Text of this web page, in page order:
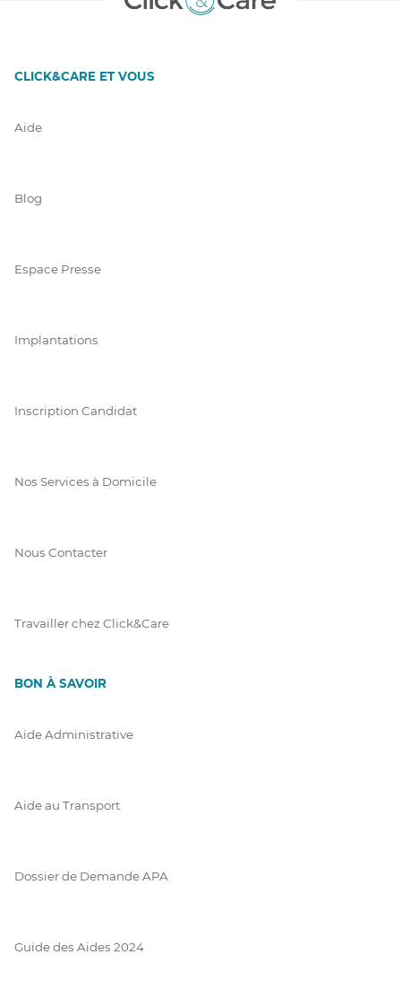
CLICK&CARE ET VOUS
Aide
Blog
Espace Presse
Implantations
Inscription Candidat
Nos Services à Domicile
Nous Contacter
Travailler chez Click&Care
BON À SAVOIR
Aide Administrative
Aide au Transport
Dossier de Demande APA
Guide des Aides 2024